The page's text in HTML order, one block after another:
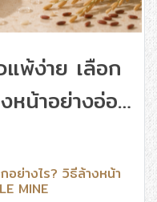
แพ้ง่าย เลือก
หน้าอย่างอ่อน
อย่างไร? วิธีล้างหน้า
MINE